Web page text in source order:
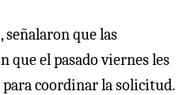
que las
que el pasado viernes les
coordinar la solicitud.